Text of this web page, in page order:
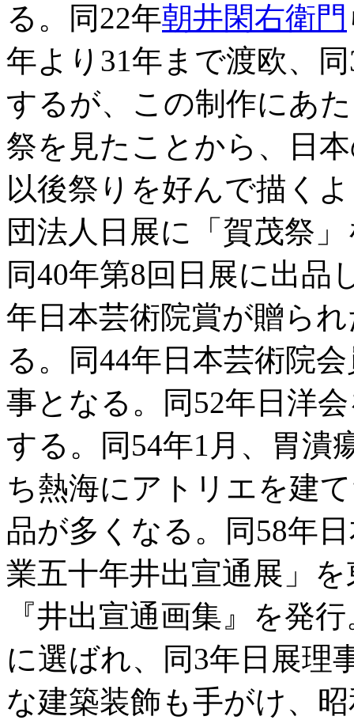
る。同22年朝井閑右衛門
年より31年まで渡欧、
するが、この制作にあ
祭を見たことから、日
以後祭りを好んで描く
団法人日展に「賀茂祭
同40年第8回日展に出品
年日本芸術院賞が贈ら
る。同44年日本芸術院
事となる。同52年日洋
する。同54年1月、胃潰
ち熱海にアトリエを建
品が多くなる。同58年
業五十年井出宣通展」
『井出宣通画集』を発
に選ばれ、同3年日展理
な建築装飾も手がけ、